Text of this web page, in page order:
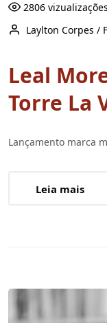
2806 vizualizações
Laylton Corpes /
Leal
Torre La
Lançamento marca
Leia mais